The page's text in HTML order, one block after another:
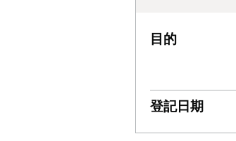
目的
登記日期